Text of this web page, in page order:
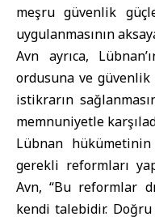
meşru güvenlik
uygulanmasının
Avn ayrıca,
ordusuna ve
istikrarın
memnuniyetle
Lübnan
gerekli reformları
Avn, “Bu reformlar
kendi talebidir.